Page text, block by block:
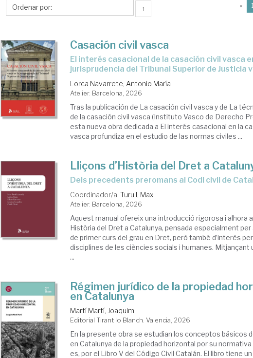
civil
Derecho
foral
y
Derecho
civil
catalán
↑ «
Casación civil vasca
El interés casacional de la casación civil vasca en la
jurisprudencia del Tribunal Superior de Justicia
Lorca Navarrete, Antonio María
Atelier. Barcelona, 2026
Tras la publicación de La casación civil vasca y de La
de la casación civil vasca (Instituto Vasco de Derecho
esta nueva obra dedicada a El interés casacional en la
vasca profundiza en el estudio de las normas civiles ...
Lliçons d’Història del Dret a
Dels precedents preromans al Codi civil de
Coordinador/a.Turull, Max
Atelier. Barcelona, 2026
Aquest manual ofereix una introducció rigorosa i alhora
Història del Dret a Catalunya, pensada especialment
de primer curs del grau en Dret, però també d’interès
disciplines de les ciències socials i humanes. Mitjançant
...
Régimen jurídico de la propiedad
en Catalunya
Martí Martí, Joaquim
Editorial Tirant lo Blanch. Valencia, 2026
En la presente obra se estudian los conceptos básicos
en Catalunya de la propiedad horizontal por su
es, por el Libro V del Código Civil Catalán. El libro tiene